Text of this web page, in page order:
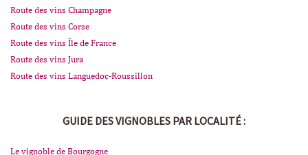
Route des vins Champagne
Route des vins Corse
Route des vins Île de France
Route des vins Jura
Route des vins Languedoc-Roussillon
GUIDE DES VIGNOBLES PAR LOCALITÉ :
Le vignoble de Bourgogne